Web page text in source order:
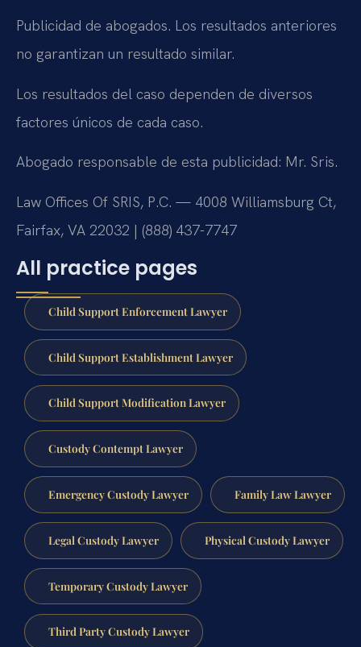
Publicidad de abogados. Los resultados anteriores
no garantizan un resultado similar.
Los resultados del caso dependen de diversos
factores únicos de cada caso.
Abogado responsable de esta publicidad: Mr. Sris.
Law Offices Of SRIS, P.C. — 4008 Williamsburg Ct,
Fairfax, VA 22032 | (888) 437-7747
All practice pages
Child Support Enforcement Lawyer
Child Support Establishment Lawyer
Child Support Modification Lawyer
Custody Contempt Lawyer
Emergency Custody Lawyer Family Law Lawyer
Legal Custody Lawyer Physical Custody Lawyer
Temporary Custody Lawyer
Third Party Custody Lawyer